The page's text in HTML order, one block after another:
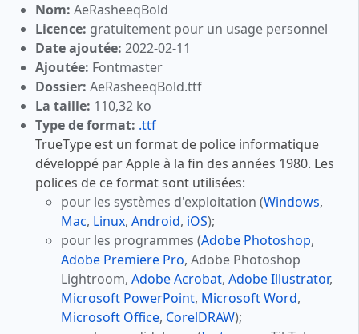
Nom: AeRasheeqBold
Licence: gratuitement pour un usage personnel
Date ajoutée: 2022-02-11
Ajoutée: Fontmaster
Dossier: AeRasheeqBold.ttf
La taille: 110,32 ko
Type de format: .ttf
TrueType est un format de police informatique
développé par Apple à la fin des années 1980. Les
polices de ce format sont utilisées:
pour les systèmes d'exploitation (Windows,
Mac, Linux, Android, iOS);
pour les programmes (Adobe Photoshop,
Adobe Premiere Pro, Adobe Photoshop
Lightroom, Adobe Acrobat, Adobe Illustrator,
Microsoft PowerPoint, Microsoft Word,
Microsoft Office, CorelDRAW);